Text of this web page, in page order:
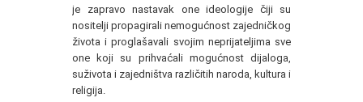
je zapravo nastavak one ideologije čiji su
nositelji propagirali nemogućnost zajedničkog
života i proglašavali svojim neprijateljima sve
one koji su prihvaćali mogućnost dijaloga,
suživota i zajedništva različitih naroda, kultura i
religija.